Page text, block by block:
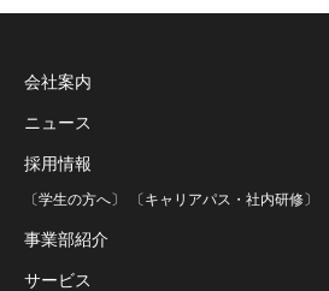
会社案内
ニュース
採用情報
〔学生の方へ〕 〔キャリアパス・社内研修〕
事業部紹介
サービス